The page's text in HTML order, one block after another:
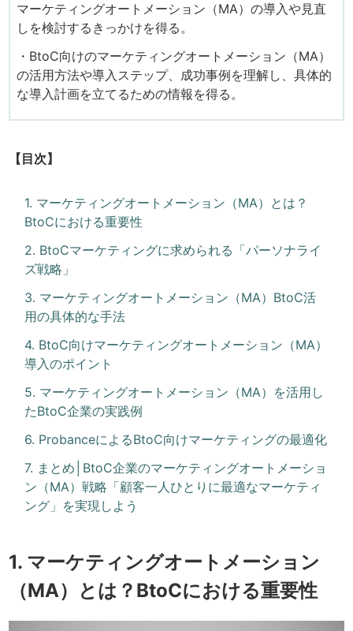
マーケティングオートメーション（MA）の導入や見直
しを検討するきっかけを得る。
・BtoC向けのマーケティングオートメーション（MA）
の活用方法や導入ステップ、成功事例を理解し、具体的
な導入計画を立てるための情報を得る。
【目次】
1. マーケティングオートメーション（MA）とは？
BtoCにおける重要性
2. BtoCマーケティングに求められる「パーソナライ
ズ戦略」
3. マーケティングオートメーション（MA）BtoC活
用の具体的な手法
4. BtoC向けマーケティングオートメーション（MA）
導入のポイント
5. マーケティングオートメーション（MA）を活用し
たBtoC企業の実践例
6. ProbanceによるBtoC向けマーケティングの最適化
7. まとめ│BtoC企業のマーケティングオートメーショ
ン（MA）戦略「顧客一人ひとりに最適なマーケティ
ング」を実現しよう
1. マーケティングオートメーション
（MA）とは？BtoCにおける重要性